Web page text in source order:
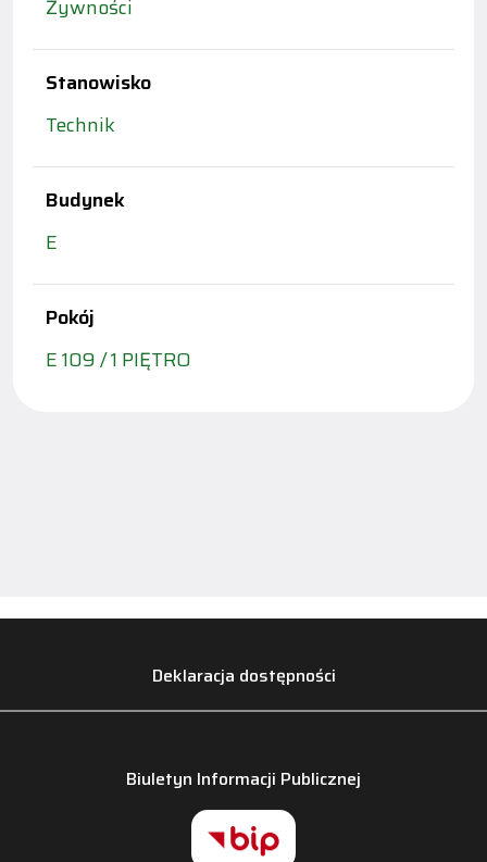
Żywności
Stanowisko
Technik
Budynek
E
Pokój
E 109 / 1 PIĘTRO
Deklaracja dostępności
Biuletyn Informacji Publicznej